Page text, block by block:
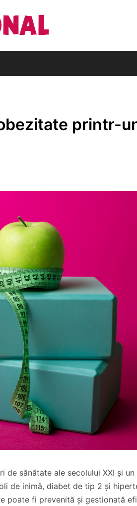
printr-
de sănătate ale secolului XXI și
de inimă, diabet de tip 2 și
poate fi prevenită și gestionată